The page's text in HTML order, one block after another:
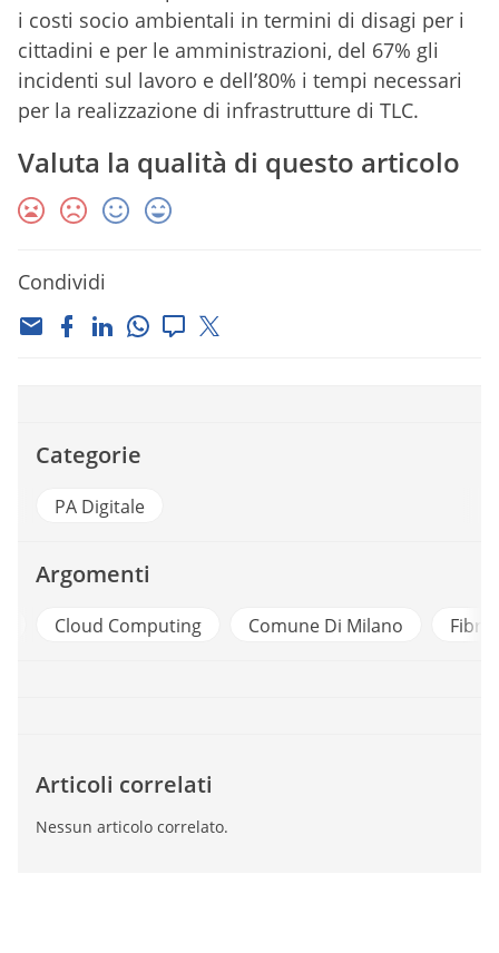
i costi socio ambientali in termini di disagi per i
cittadini e per le amministrazioni, del 67% gli
incidenti sul lavoro e dell’80% i tempi necessari
per la realizzazione di infrastrutture di TLC.
Valuta la qualità di questo articolo
Condividi
Categorie
PA Digitale
Argomenti
Cloud Computing Comune Di Milano Fibra
Articoli correlati
Nessun articolo correlato.